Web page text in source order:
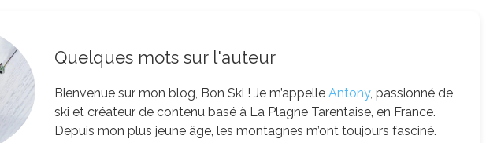
Quelques mots sur l'auteur
Bienvenue sur mon blog, Bon Ski ! Je m’appelle Antony, passionné de
ski et créateur de contenu basé à La Plagne Tarentaise, en France.
Depuis mon plus jeune âge, les montagnes m’ont toujours fasciné.